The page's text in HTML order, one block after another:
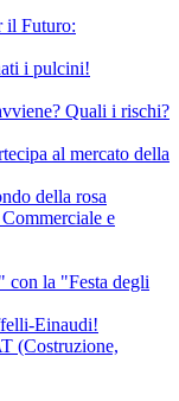
il Futuro:
i pulcini!
Quali i rischi?
al mercato della
della rosa
e
con la "Festa degli
Einaudi!
(Costruzione,